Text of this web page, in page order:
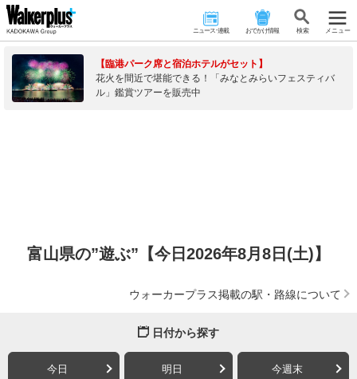
ニュース･連載 おでかけ情報 検 索 メニュー
【臨港パーク席と宿泊ホテルがセット】
花火を間近で堪能できる！「みなとみらいフェスティバ
ル」鑑賞ツアーを販売中
富山県の”遊ぶ”【今日2026年8月8日(土)】
ウォーカープラス掲載の駅・路線について
日付から探す
今日 明日 今週末